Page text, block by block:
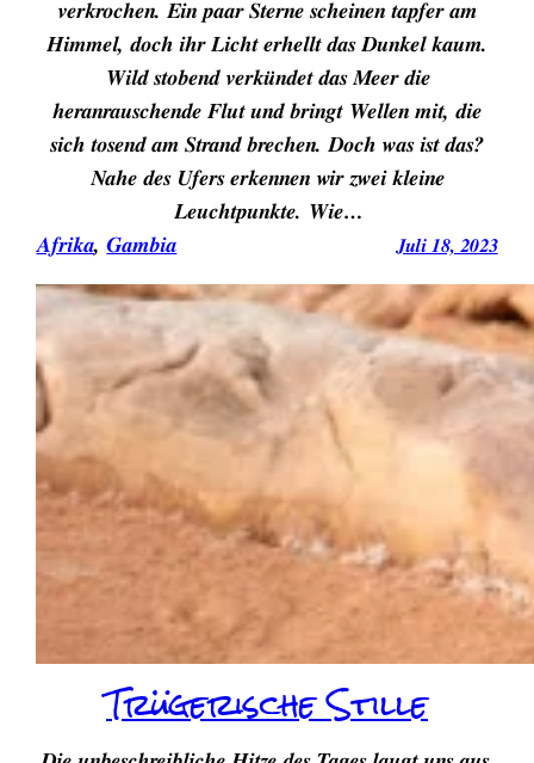
verkrochen. Ein paar Sterne scheinen tapfer am
Himmel, doch ihr Licht erhellt das Dunkel kaum.
Wild stobend verkündet das Meer die
heranrauschende Flut und bringt Wellen mit, die
sich tosend am Strand brechen. Doch was ist das?
Nahe des Ufers erkennen wir zwei kleine
Leuchtpunkte. Wie…
Afrika, Gambia Juli 18, 2023
Trügerische Stille